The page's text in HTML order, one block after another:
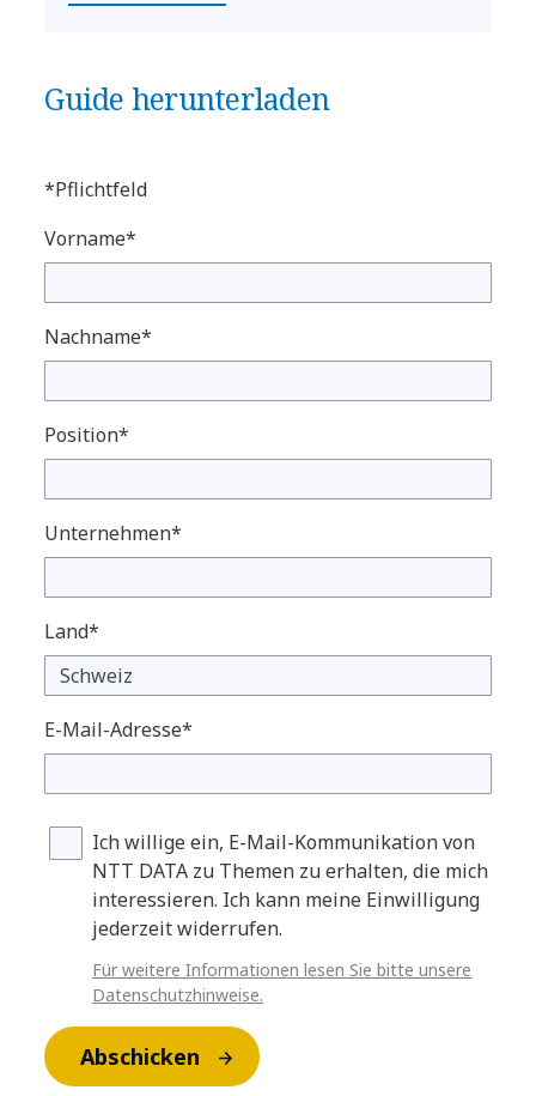
Guide herunterladen
*Pflichtfeld
Vorname*
Nachname*
Position*
Unternehmen*
Land*
E-Mail-Adresse*
Ich willige ein, E-Mail-Kommunikation von
NTT DATA zu Themen zu erhalten, die mich
interessieren. Ich kann meine Einwilligung
jederzeit widerrufen.
Für weitere Informationen lesen Sie bitte unsere
Datenschutzhinweise.
Abschicken